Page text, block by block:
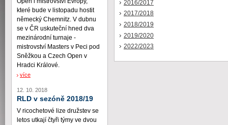
2016/2017
2017/2018
2018/2019
2019/2020
2022/2023
které bude v listopadu hostit
německý Chemnitz. V dubnu
se v ČR uskuteční hned dva
mezinárodní turnaje -
mistrovství Masters v Peci pod
Sněžkou a Czech Open v
Hradci Králové.
více
12. 10. 2018
RLD v sezóně 2018/19
V ricochetové lize družstev se
letos utkají čtyři týmy ve dvou